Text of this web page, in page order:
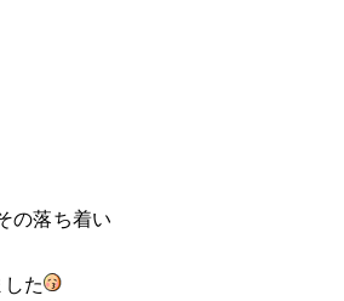
の落ち着い
た